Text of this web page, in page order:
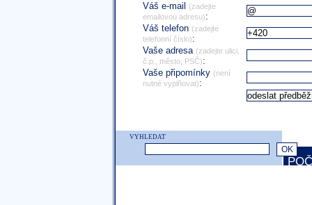
Váš e-mail
(zadejte
emailovou adresu):
Váš telefon (zadejte
telefonní číslo):
Vaše adresa (zadejte ulici,
č.p., město, PSČ):
Vaše připomínky (není
nutné vyplňovat):
VYHLEDAT